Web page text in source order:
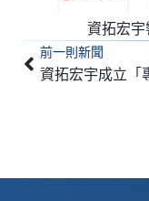
資拓宏宇
上一頁
前一則新聞